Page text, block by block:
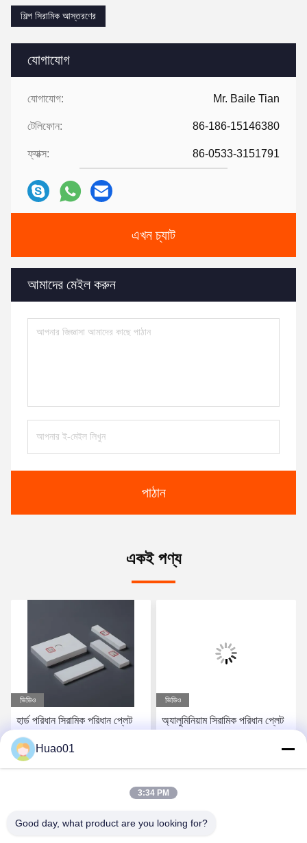
যোগাযোগ
যোগাযোগ: Mr. Baile Tian
টেলিফোন: 86-186-15146380
ফ্যাক্স: 86-0533-3151791
এখন চ্যাট
আমাদের মেইল ​​করুন
পাঠান
শিল্প সিরামিক আস্তরণের
একই পণ্য
ভিডিও
হার্ড পরিধান সিরামিক পরিধান প্লেট
অ্যালুমিনিয়াম সিরামিক প্লেট
তাপমাত্রা প্রতিরোধের উচ্চতর
অনমনীয়তা
ভিডিও
অ্যালুমিনিয়াম সিরামিক পরিধান প্লেট
Huao01
3:34 PM
Good day, what product are you looking for?